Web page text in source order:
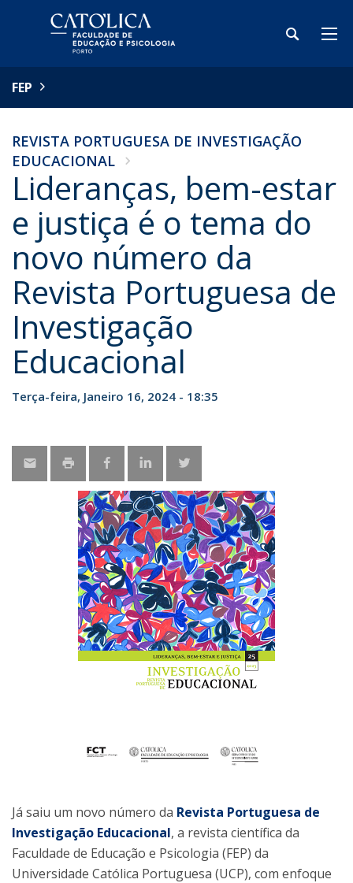
FEP
REVISTA PORTUGUESA DE INVESTIGAÇÃO
EDUCACIONAL
Lideranças, bem-estar
e justiça é o tema do
novo número da
Revista Portuguesa de
Investigação
Educacional
Terça-feira, Janeiro 16, 2024 - 18:35
Já saiu um novo número da Revista Portuguesa de
Investigação Educacional, a revista científica da
Faculdade de Educação e Psicologia (FEP) da
Universidade Católica Portuguesa (UCP), com enfoque